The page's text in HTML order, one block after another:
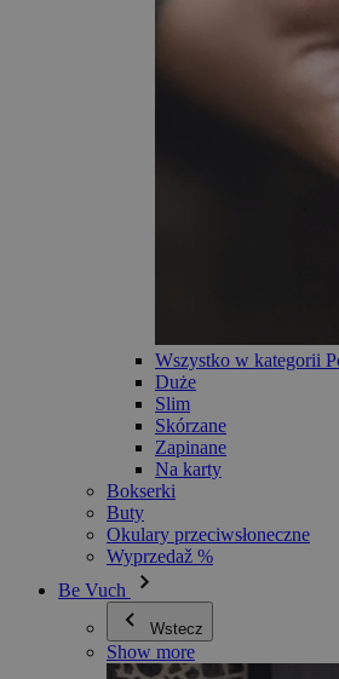
Wszystko w kategorii
Duże
Slim
Skórzane
Zapinane
Na karty
Bokserki
Buty
Okulary przeciwsłoneczne
Wyprzedaž %
Be Vuch
Wstecz
Show more